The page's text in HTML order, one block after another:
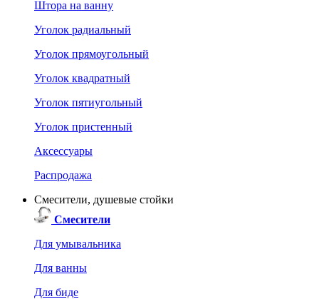
Штора на ванну
Уголок радиальный
Уголок прямоугольный
Уголок квадратный
Уголок пятиугольный
Уголок пристенный
Аксессуары
Распродажа
Смесители, душевые стойки
Смесители
Для умывальника
Для ванны
Для биде